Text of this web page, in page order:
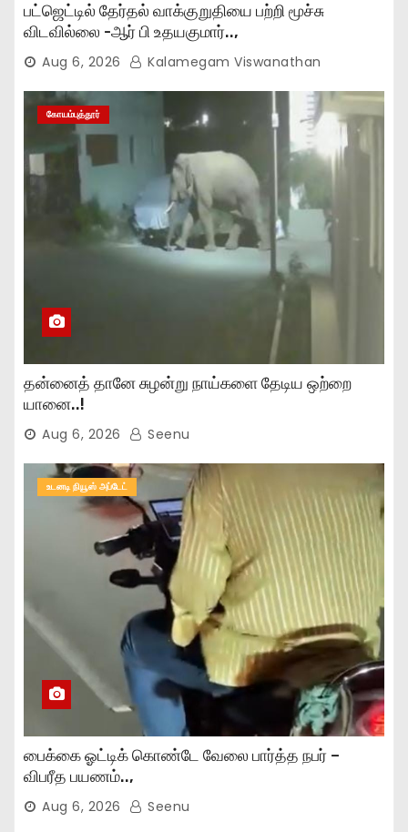
பட்ஜெட்டில் தேர்தல் வாக்குறுதியை பற்றி மூச்சு
விடவில்லை -ஆர் பி உதயகுமார்..,
Aug 6, 2026 Kalamegam Viswanathan
கோயம்புத்தூர்
தன்னைத் தானே சுழன்று நாய்களை தேடிய ஒற்றை
யானை..!
Aug 6, 2026 Seenu
உடனடி நியூஸ் அப்டேட்
பைக்கை ஓட்டிக் கொண்டே வேலை பார்த்த நபர் –
விபரீத பயணம்..,
Aug 6, 2026 Seenu